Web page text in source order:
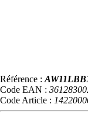
Référence :
Code EAN :
Code Article :